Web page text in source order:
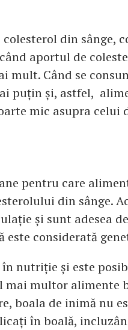
din sânge,
aportul de
mult. Când se
puțin și, astfel,
mic asupra celui
pentru care
din sânge.
și sunt adesea
este considerată
nutriție și este
mai multor alimente
boala de inimă nu
în boală,